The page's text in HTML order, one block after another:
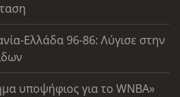
Ελλάδα 96-86: Λύγισε στην
υποψήφιος για το WNBA»